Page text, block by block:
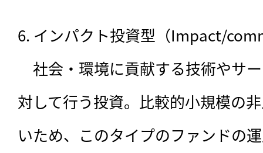
6. インパクト投資型（Impact/
社会・環境に貢献する技術やサ
対して行う投資。比較的小規模の
いため、このタイプのファンドの